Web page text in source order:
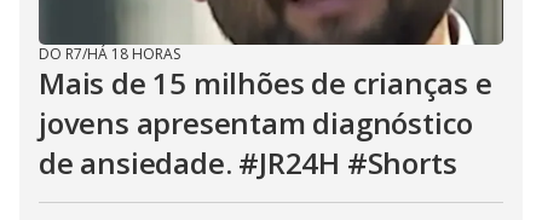
DO R7/HÁ 18 HORAS
Mais de 15 milhões de crianças e
jovens apresentam diagnóstico
de ansiedade. #JR24H #Shorts